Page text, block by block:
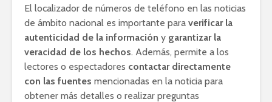
El localizador de números de teléfono en las noticias
de ámbito nacional es importante para verificar la
autenticidad de la información y garantizar la
veracidad de los hechos. Además, permite a los
lectores o espectadores contactar directamente
con las fuentes mencionadas en la noticia para
obtener más detalles o realizar preguntas